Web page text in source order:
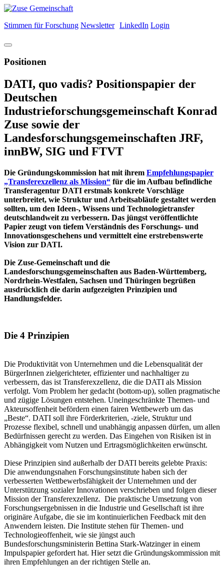
Stimmen für Forschung Newsletter LinkedIn Login
Positionen
DATI, quo vadis? Positionspapier der
Deutschen
Industrieforschungsgemeinschaft Konrad
Zuse sowie der
Landesforschungsgemeinschaften JRF,
innBW, SIG und FTVT
Die Gründungskommission hat mit ihrem Empfehlungspapier
„Transferexzellenz als Mission“ für die im Aufbau befindliche
Transferagentur DATI erstmals konkrete Vorschläge
unterbreitet, wie Struktur und Arbeitsabläufe gestaltet werden
sollten, um den Ideen-, Wissens und Technologietransfer
deutschlandweit zu verbessern. Das jüngst veröffentlichte
Papier zeugt von tiefem Verständnis des Forschungs- und
Innovationsgeschehens und vermittelt eine erstrebenswerte
Vision zur DATI.
Die Zuse-Gemeinschaft und die
Landesforschungsgemeinschaften aus Baden-Württemberg,
Nordrhein-Westfalen, Sachsen und Thüringen begrüßen
ausdrücklich die darin aufgezeigten Prinzipien und
Handlungsfelder.
Die 4 Prinzipien
Die Produktivität von Unternehmen und die Lebensqualität der
BürgerInnen zielgerichteter, effizienter und nachhaltiger zu
verbessern, das ist Transferexzellenz, die die DATI als Mission
verfolgt. Vom Problem her gedacht (bottom-up), sollen pragmatische
und zügige Lösungen entstehen. Uneingeschränkte Themen- und
Akteursoffenheit befördern einen fairen Wettbewerb um das
„Beste“. DATI soll ihre Förderkriterien, -ziele, Struktur und
Prozesse flexibel, schnell und unabhängig anpassen dürfen, um allen
Bedürfnissen gerecht zu werden. Das Eingehen von Risiken ist in
Abhängigkeit vom Nutzen und Ertragsmöglichkeiten erwünscht.
Diese Prinzipien sind außerhalb der DATI bereits gelebte Praxis:
Die anwendungsnahen Forschungsinstitute haben sich der
verbesserten Wettbewerbsfähigkeit der Unternehmen und der
Unterstützung sozialer Innovationen verschrieben und folgen dieser
Mission der Transferexzellenz. Die praktische Umsetzung von
Forschungsergebnissen in die Industrie und Gesellschaft ist ihre
originäre Aufgabe, die sie im kontinuierlichen Feedback mit den
Anwendern leisten. Die Institute stehen für Themen- und
Technologieoffenheit, wie sie jüngst auch
Bundesforschungsministerin Bettina Stark-Watzinger in einem
Impulspapier gefordert hat. Hier setzt die Gründungskommission mit
ihren Empfehlungen an der richtigen Stelle an.